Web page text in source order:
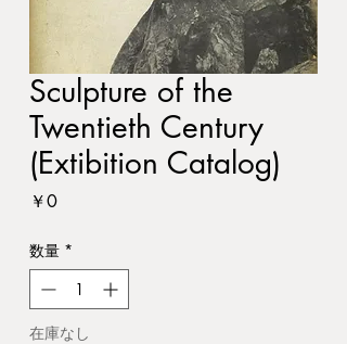
Sculpture of the
Twentieth Century
(Extibition Catalog)
￥0価
数量 *
在庫なし